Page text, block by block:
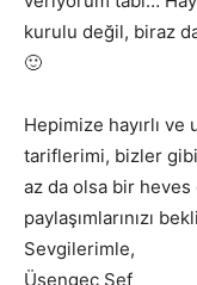
kurulu değil, biraz
🙂
Hepimize hayırlı ve
tariflerimi, bizler
az da olsa bir heves
paylaşımlarınızı
Sevgilerimle,
Üşengeç Şef